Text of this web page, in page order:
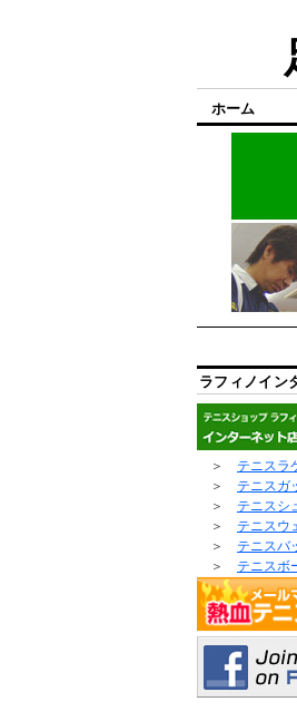
ホーム
ラフィノイン
＞ テニスラ
＞ テニスガ
＞ テニスシ
＞ テニスウ
＞ テニスバ
＞ テニスボ